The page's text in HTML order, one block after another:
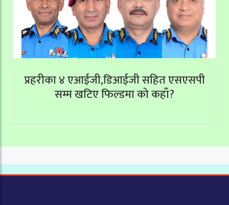
प्रहरीका ४ एआईजी,डिआईजी सहित एसएसपी
सम्म खटिए फिल्डमा को कहाँ?